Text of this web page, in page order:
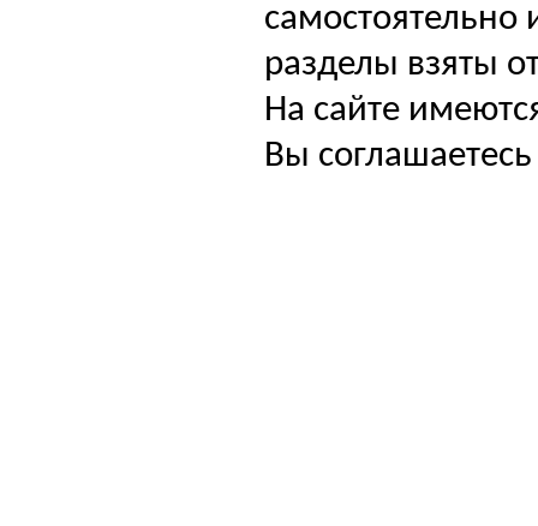
самостоятельно
разделы взяты
На сайте
Вы